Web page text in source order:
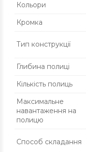
Кольори
Кромка
Тип конструкції
Глибина полиці
Кількість полиць
Максимальне
навантаження на
полицю
Способ складання